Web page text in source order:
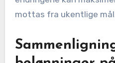
mottas fra ukentlige